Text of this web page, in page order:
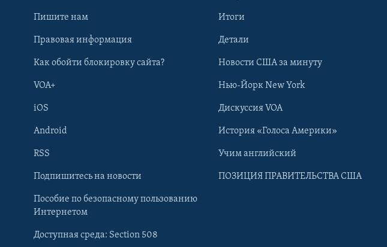
Learning English
Пишите нам
Правовая информация
Как обойти блокировку сайта?
VOA+
iOS
Android
RSS
Подпишитесь на новости
Пособие по безопасному пользованию
Интернетом
Доступная среда: Section 508
Итоги
Детали
Новости США за минуту
Нью-Йорк New York
Дискуссия VOA
История «Голоса Америки»
Учим английский
ПОЗИЦИЯ ПРАВИТЕЛЬСТВА США